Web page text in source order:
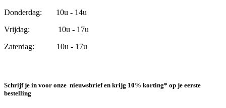
Donderdag: 10u - 14u
Vrijdag: 10u - 17u
Zaterdag: 10u - 17u
Schrijf je in voor onze nieuwsbrief en krijg 10% korting* op je eerste
bestelling